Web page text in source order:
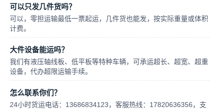
可以只发几件货吗？
可以，零担运输最低一票起运，几件货也能发，按实际重量或体积
计费。
大件设备能运吗？
我们有液压轴线板、低平板等特种车辆，可承运超长、超宽、超重
设备，代办超限运输手续。
怎么联系你们？
24小时货运电话：13686834123，客服热线：17820636356，支